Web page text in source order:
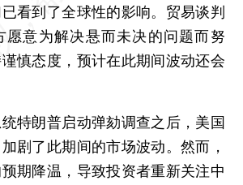
看到了全球性的影响。贸易谈判
愿意为解决悬而未决的问题而努
慎态度，预计在此期间波动还会
朗普启动弹劾调查之后，美国
剧了此期间的市场波动。然而，
期降温，导致投资者重新关注中